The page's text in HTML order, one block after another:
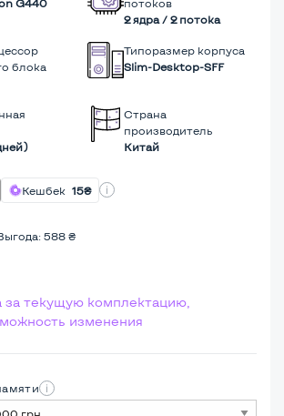
2 ядра / 2 потока
блока
Типоразмер корпуса
Slim-Desktop-SFF
Страна
производитель
Китай
Кешбек 15₴
588 ₴
за текущую комплектацию,
изменения